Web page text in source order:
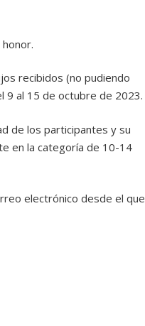
recibidos (no pudiendo
9 al 15 de octubre de 2023.
de los participantes y su
en la categoría de 10-14
electrónico desde el que